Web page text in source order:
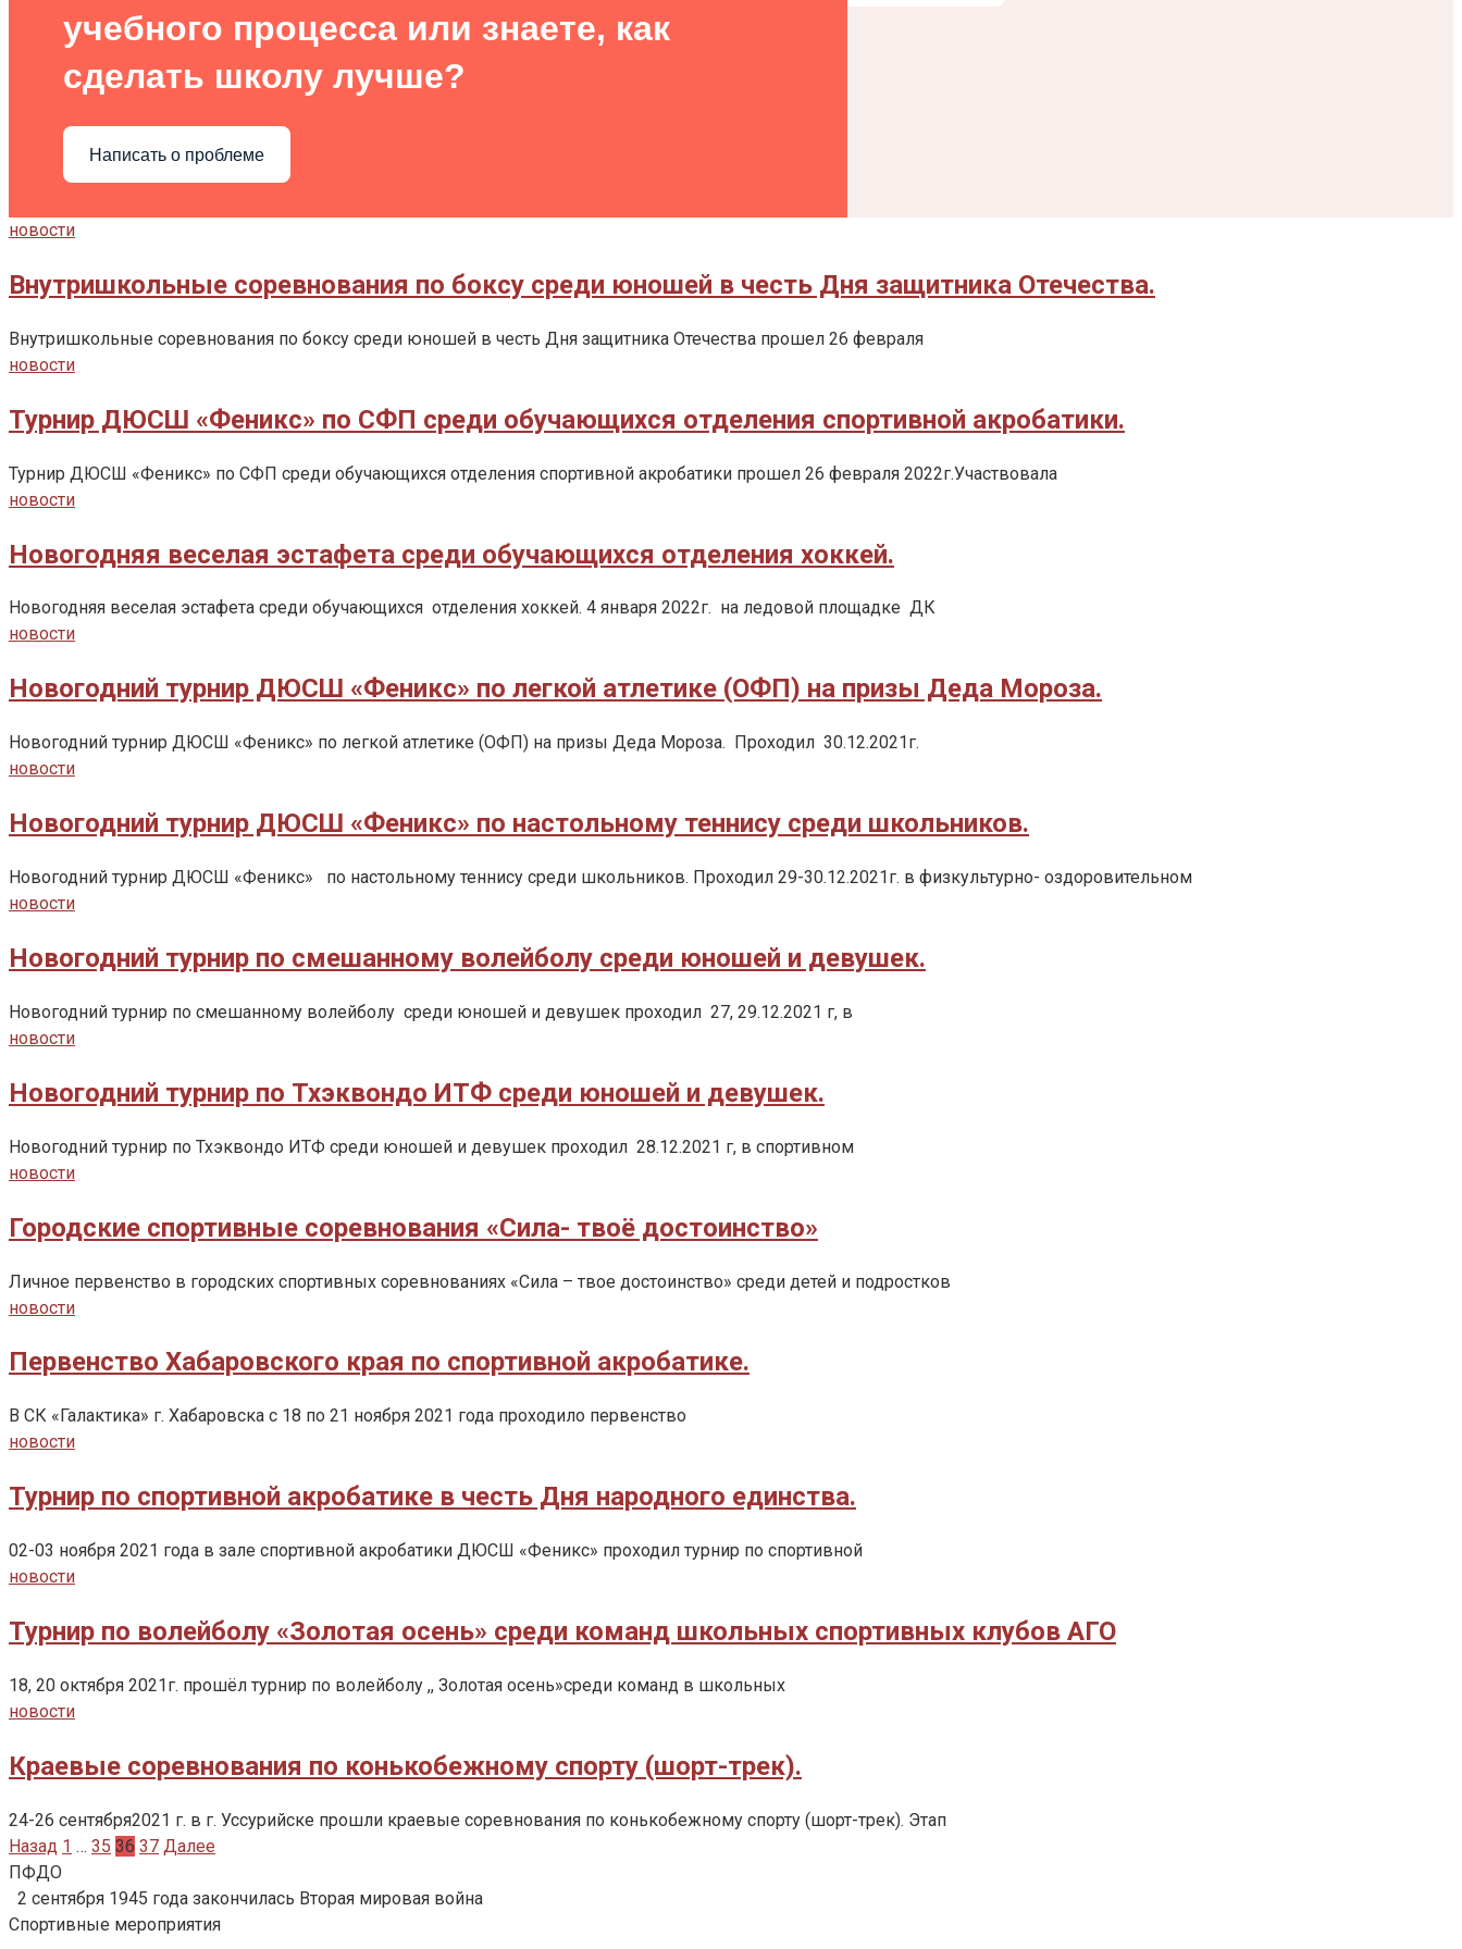
учебного процесса или знаете, как
сделать школу лучше?
Написать о проблеме
новости
Внутришкольные соревнования по боксу среди юношей в честь Дня защитника Отечества.
Внутришкольные соревнования по боксу среди юношей в честь Дня защитника Отечества прошел 26 февраля
новости
Турнир ДЮСШ «Феникс» по СФП среди обучающихся отделения спортивной акробатики.
Турнир ДЮСШ «Феникс» по СФП среди обучающихся отделения спортивной акробатики прошел 26 февраля 2022г.Участвовала
новости
Новогодняя веселая эстафета среди обучающихся отделения хоккей.
Новогодняя веселая эстафета среди обучающихся отделения хоккей. 4 января 2022г. на ледовой площадке ДК
новости
Новогодний турнир ДЮСШ «Феникс» по легкой атлетике (ОФП) на призы Деда Мороза.
Новогодний турнир ДЮСШ «Феникс» по легкой атлетике (ОФП) на призы Деда Мороза. Проходил 30.12.2021г.
новости
Новогодний турнир ДЮСШ «Феникс» по настольному теннису среди школьников.
Новогодний турнир ДЮСШ «Феникс» по настольному теннису среди школьников. Проходил 29-30.12.2021г. в физкультурно- оздоровительном
новости
Новогодний турнир по смешанному волейболу среди юношей и девушек.
Новогодний турнир по смешанному волейболу среди юношей и девушек проходил 27, 29.12.2021 г, в
новости
Новогодний турнир по Тхэквондо ИТФ среди юношей и девушек.
Новогодний турнир по Тхэквондо ИТФ среди юношей и девушек проходил 28.12.2021 г, в спортивном
новости
Городские спортивные соревнования «Сила- твоё достоинство»
Личное первенство в городских спортивных соревнованиях «Сила – твое достоинство» среди детей и подростков
новости
Первенство Хабаровского края по спортивной акробатике.
В СК «Галактика» г. Хабаровска с 18 по 21 ноября 2021 года проходило первенство
новости
Турнир по спортивной акробатике в честь Дня народного единства.
02-03 ноября 2021 года в зале спортивной акробатики ДЮСШ «Феникс» проходил турнир по спортивной
новости
Турнир по волейболу «Золотая осень» среди команд школьных спортивных клубов АГО
18, 20 октября 2021г. прошёл турнир по волейболу ,, Золотая осень»среди команд в школьных
новости
Краевые соревнования по конькобежному спорту (шорт-трек).
24-26 сентября2021 г. в г. Уссурийске прошли краевые соревнования по конькобежному спорту (шорт-трек). Этап
Пагинация
записей
Назад 1 … 35 36 37 Далее
ПФДО
2 сентября 1945 года закончилась Вторая мировая война
Спортивные мероприятия